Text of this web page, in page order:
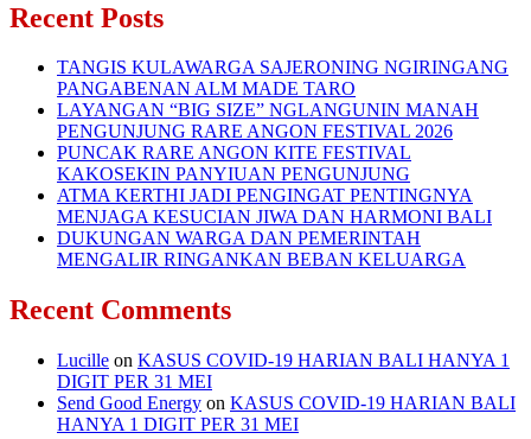
Recent Posts
TANGIS KULAWARGA SAJERONING NGIRINGANG
PANGABENAN ALM MADE TARO
LAYANGAN “BIG SIZE” NGLANGUNIN MANAH
PENGUNJUNG RARE ANGON FESTIVAL 2026
PUNCAK RARE ANGON KITE FESTIVAL
KAKOSEKIN PANYIUAN PENGUNJUNG
ATMA KERTHI JADI PENGINGAT PENTINGNYA
MENJAGA KESUCIAN JIWA DAN HARMONI BALI
DUKUNGAN WARGA DAN PEMERINTAH
MENGALIR RINGANKAN BEBAN KELUARGA
Recent Comments
Lucille on KASUS COVID-19 HARIAN BALI HANYA 1
DIGIT PER 31 MEI
Send Good Energy on KASUS COVID-19 HARIAN BALI
HANYA 1 DIGIT PER 31 MEI